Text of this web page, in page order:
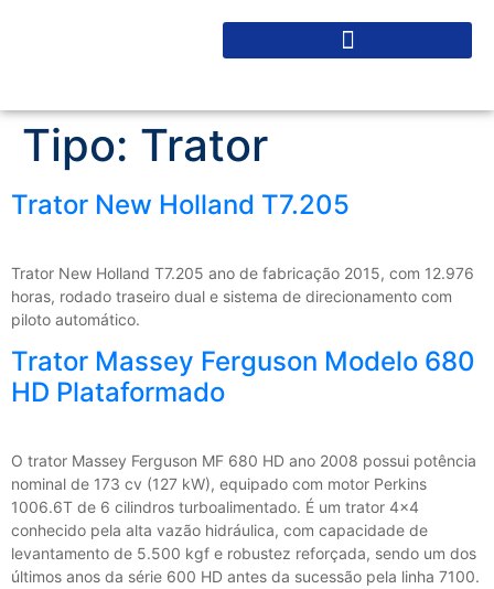
Tipo: Trator
Trator New Holland T7.205
Trator New Holland T7.205 ano de fabricação 2015, com 12.976
horas, rodado traseiro dual e sistema de direcionamento com
piloto automático.
Trator Massey Ferguson Modelo 680
HD Plataformado
O trator Massey Ferguson MF 680 HD ano 2008 possui potência
nominal de 173 cv (127 kW), equipado com motor Perkins
1006.6T de 6 cilindros turboalimentado. É um trator 4×4
conhecido pela alta vazão hidráulica, com capacidade de
levantamento de 5.500 kgf e robustez reforçada, sendo um dos
últimos anos da série 600 HD antes da sucessão pela linha 7100.